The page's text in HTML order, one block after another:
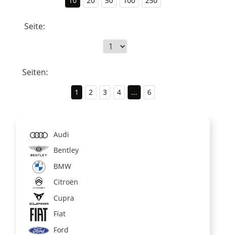
Seite:
Seiten:
1 2 3 4 ... 6
Audi
Bentley
BMW
Citroën
Cupra
Fiat
Ford